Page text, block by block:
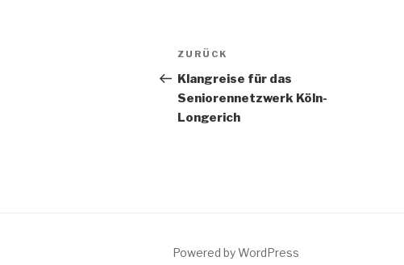
Beitragsnavigation
Vorheriger
Beitrag
ZURÜCK
Klangreise für das
Seniorennetzwerk Köln-
Longerich
Powered by WordPress